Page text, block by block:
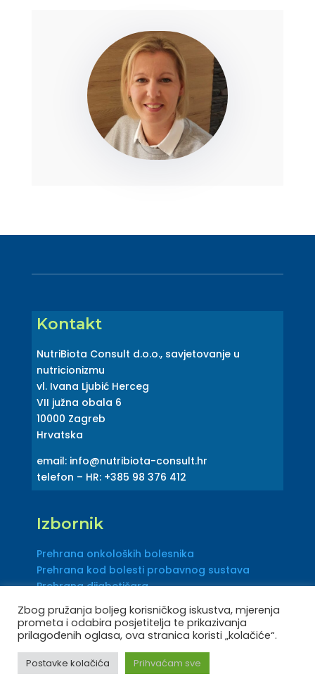
Kontakt
NutriBiota Consult d.o.o., savjetovanje u
nutricionizmu
vl. Ivana Ljubić Herceg
VII južna obala 6
10000 Zagreb
Hrvatska
email: info@nutribiota-consult.hr
telefon – HR: +385 98 376 412
Izbornik
Prehrana onkoloških bolesnika
Prehrana kod bolesti probavnog sustava
Prehrana dijabetičara
© nutribiota-consult.hr – Sva prava pridružena
Zbog pružanja boljeg korisničkog iskustva, mjerenja
prometa i odabira posjetitelja te prikazivanja
prilagođenih oglasa, ova stranica koristi „kolačiće“.
Postavke kolačića Prihvaćam sve